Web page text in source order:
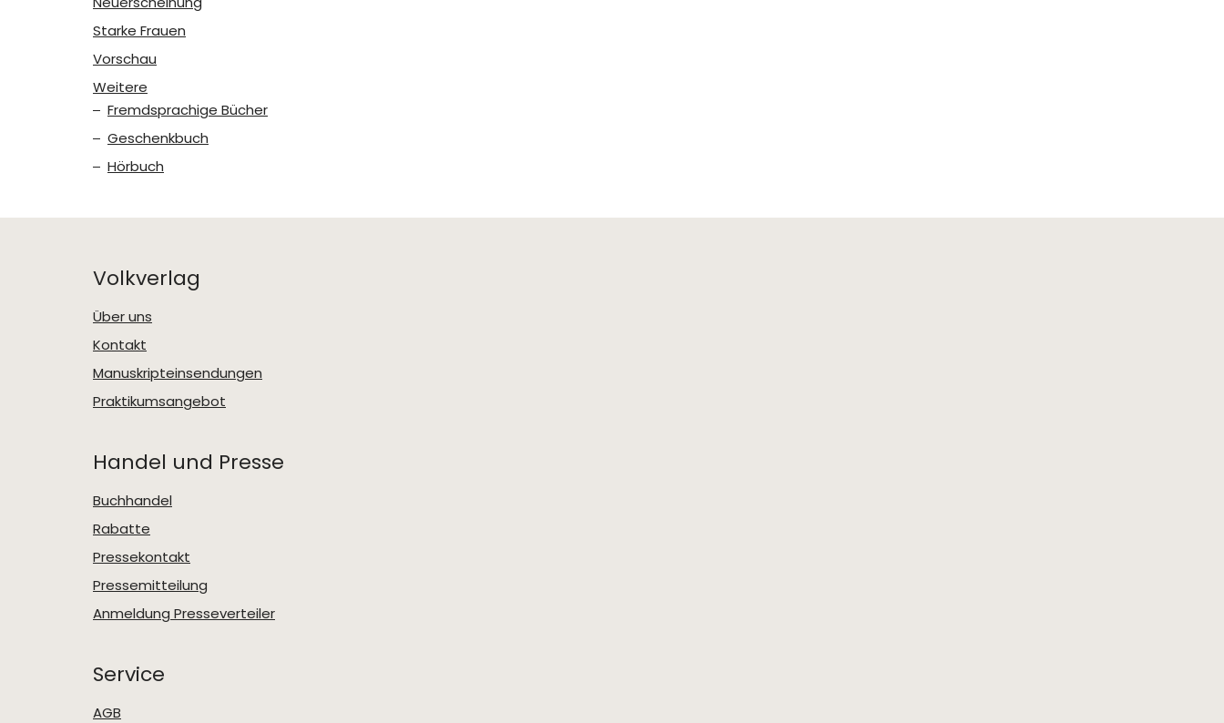
Starke Frauen
Vorschau
Weitere
Fremdsprachige Bücher
Geschenkbuch
Hörbuch
Volkverlag
Über uns
Kontakt
Manuskripteinsendungen
Praktikumsangebot
Handel und Presse
Buchhandel
Rabatte
Pressekontakt
Pressemitteilung
Anmeldung Presseverteiler
Service
AGB